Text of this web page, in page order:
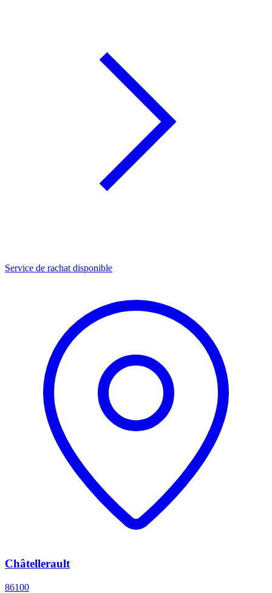
Service de rachat disponible
Châtellerault
86100